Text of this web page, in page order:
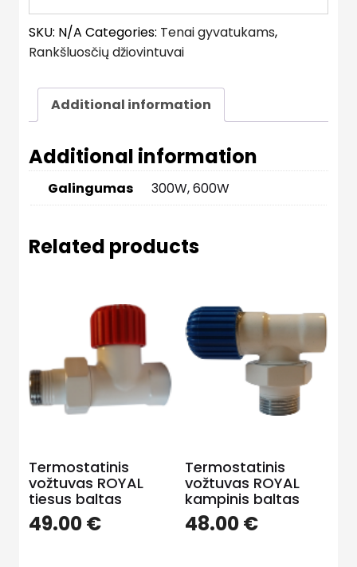
SKU: N/A Categories: Tenai gyvatukams,
Rankšluosčių džiovintuvai
Additional information
Additional information
Galingumas 300W, 600W
Related products
Termostatinis
vožtuvas ROYAL
tiesus baltas
49.00€
Termostatinis
vožtuvas ROYAL
kampinis baltas
48.00€